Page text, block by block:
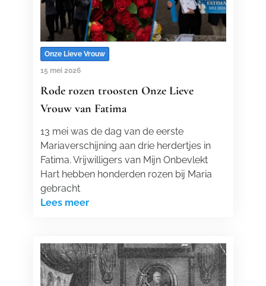
Onze Lieve Vrouw
15 mei 2026
Rode rozen troosten Onze Lieve
Vrouw van Fatima
13 mei was de dag van de eerste
Mariaverschijning aan drie herdertjes in
Fatima. Vrijwilligers van Mijn Onbevlekt
Hart hebben honderden rozen bij Maria
gebracht
Lees meer